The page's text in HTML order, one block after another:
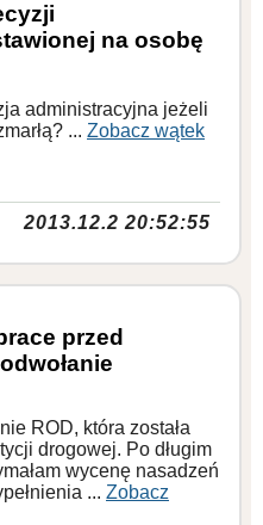
na osobę
administracyjna jeżeli
... Zobacz wątek
2013.12.2 20:52:55
przed
ROD, która została
drogowej. Po długim
wycenę nasadzeń
... Zobacz